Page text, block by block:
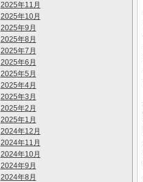
2025年11月
2025年10月
2025年9月
2025年8月
2025年7月
2025年6月
2025年5月
2025年4月
2025年3月
2025年2月
2025年1月
2024年12月
2024年11月
2024年10月
2024年9月
2024年8月